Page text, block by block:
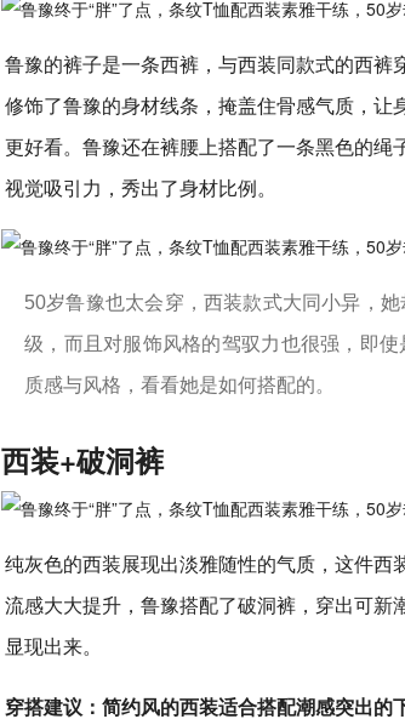
鲁豫的裤子是一条西裤，与西装同款式的西裤
修饰了鲁豫的身材线条，掩盖住骨感气质，让
更好看。鲁豫还在裤腰上搭配了一条黑色的绳
视觉吸引力，秀出了身材比例。
50岁鲁豫也太会穿，西装款式大同小异，
级，而且对服饰风格的驾驭力也很强，即
质感与风格，看看她是如何搭配的。
西装+破洞裤
纯灰色的西装展现出淡雅随性的气质，这件西
流感大大提升，鲁豫搭配了破洞裤，穿出可新
显现出来。
穿搭建议：简约风的西装适合搭配潮感突出